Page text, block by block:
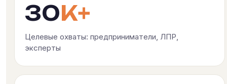
30K+
Целевые охваты: предприниматели, ЛПР,
эксперты